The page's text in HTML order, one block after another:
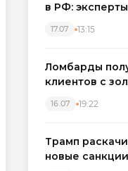
в РФ:
17.07 13:15
Ломбарды
клиентов с
вырос на
16.07 19:22
Трамп
новые